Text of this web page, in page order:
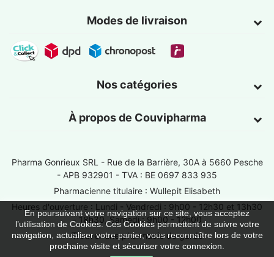
Modes de livraison
Nos catégories
À propos de Couvipharma
En poursuivant votre navigation sur ce site, vous acceptez
l’utilisation de Cookies. Ces Cookies permettent de suivre votre
navigation, actualiser votre panier, vous reconnaître lors de votre
prochaine visite et sécuriser votre connexion.
Pharma Gonrieux SRL - Rue de la Barrière, 30A à 5660 Pesche
- APB 932901 - TVA : BE 0697 833 935
Pharmacienne titulaire : Wullepit Elisabeth
Heures d'ouverture : Lundi - Vendredi : 9h00 - 12h30 et 13h30
- 18h30, Samedi : 9h00 - 12h00
Trouver une pharmacie de garde